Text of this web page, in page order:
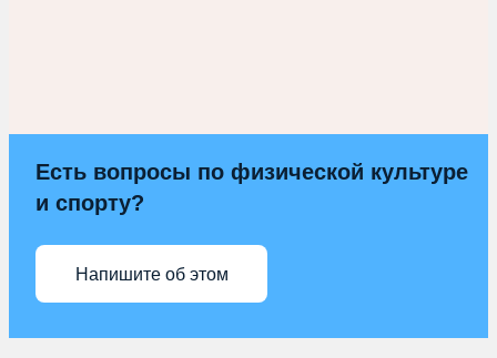
Есть вопросы по физической культуре
и спорту?
Напишите об этом